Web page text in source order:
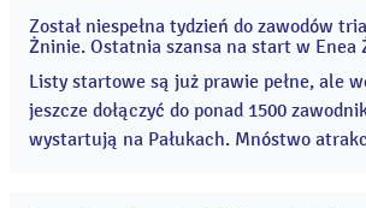
Został niespełna tydzień do zawodów
Żninie. Ostatnia szansa na start w Enea
Listy startowe są już prawie pełne, ale
jeszcze dołączyć do ponad 1500
wystartują na Pałukach. Mnóstwo